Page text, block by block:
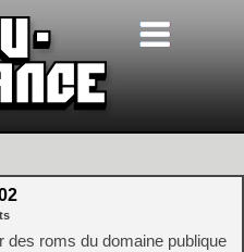
des roms du domaine publique